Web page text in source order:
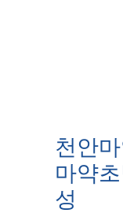
천안
마약
성